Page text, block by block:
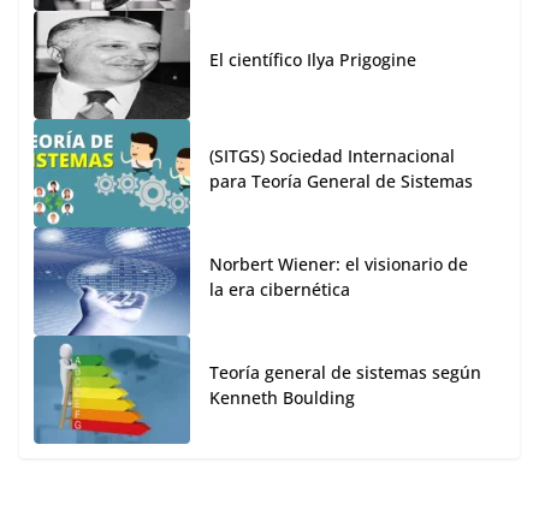
El científico Ilya Prigogine
(SITGS) Sociedad Internacional
para Teoría General de Sistemas
Norbert Wiener: el visionario de
la era cibernética
Teoría general de sistemas según
Kenneth Boulding